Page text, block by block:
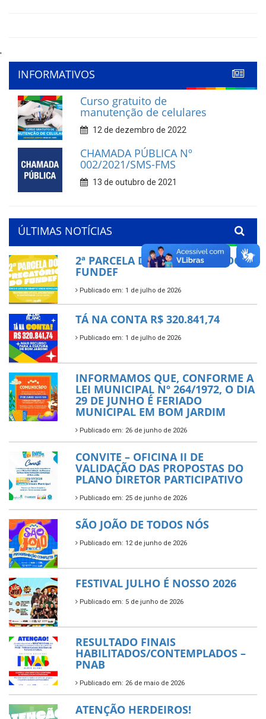
'
INFORMATIVOS
Curso gratuito de
manutenção de celulares
12 de dezembro de 2022
CHAMADA PÚBLICA Nº
002/2021/SMS-FMS
13 de outubro de 2021
ÚLTIMAS NOTÍCIAS
2ª PARCELA DO PRECATÓRIO DO
FUNDEF
Publicado em: 1 de julho de 2026
TÁ NA CONTA R$ 320.841,74
Publicado em: 1 de julho de 2026
INFORMAMOS QUE, CONFORME A
LEI MUNICIPAL Nº 264/1972, O DIA
29 DE JUNHO É FERIADO
MUNICIPAL EM BOM JARDIM
Publicado em: 26 de junho de 2026
CONVITE – OFICINA II DE
VALIDAÇÃO DAS PROPOSTAS DO
PLANO DIRETOR PARTICIPATIVO
Publicado em: 25 de junho de 2026
SÃO JOÃO DE TODOS NÓS
Publicado em: 12 de junho de 2026
FESTIVAL JULHO É NOSSO 2026
Publicado em: 5 de junho de 2026
RESULTADO FINAIS
HABILITADOS/CONTEMPLADOS –
PNAB
Publicado em: 26 de maio de 2026
ATENÇÃO HERDEIROS!